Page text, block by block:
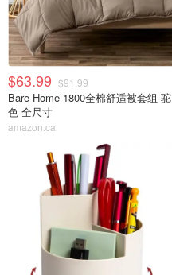
$63.99 $91.99
Bare Home 1800全棉舒适被套组 驼
色 全尺寸
amazon.ca